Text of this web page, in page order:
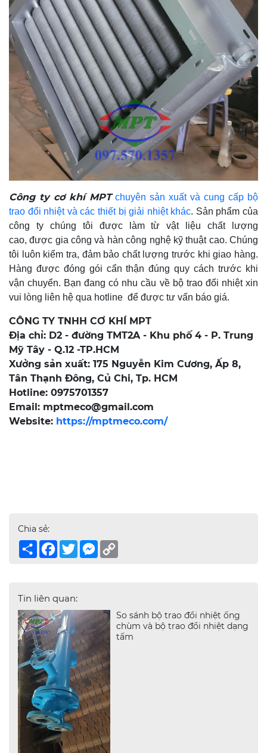
Công ty cơ khí MPT chuyên sản xuất và cung cấp bộ
trao đổi nhiệt và các thiết bị giải nhiệt khác. Sản phẩm của
công ty chúng tôi được làm từ vật liệu chất lượng
cao, được gia công và hàn công nghệ kỹ thuật cao. Chúng
tôi luôn kiểm tra, đảm bảo chất lượng trước khi giao hàng.
Hàng được đóng gói cẩn thận đúng quy cách trước khi
vận chuyển. Bạn đang có nhu cầu về bộ trao đổi nhiệt xin
vui lòng liên hệ qua hotline để được tư vấn báo giá.
CÔNG TY TNHH CƠ KHÍ MPT
Địa chỉ: D2 - đường TMT2A - Khu phố 4 - P. Trung
Mỹ Tây - Q.12 -TP.HCM
Xưởng sản xuất: 175 Nguyễn Kim Cương, Ấp 8,
Tân Thạnh Đông, Củ Chi, Tp. HCM
Hotline: 0975701357
Email: mptmeco@gmail.com
Website: https://mptmeco.com/
Chia sẻ:
ShareFacebook
TwitterMessenger
Tin liên quan:
So sánh bộ trao đổi nhiệt ống
chùm và bộ trao đổi nhiệt dạng
tấm